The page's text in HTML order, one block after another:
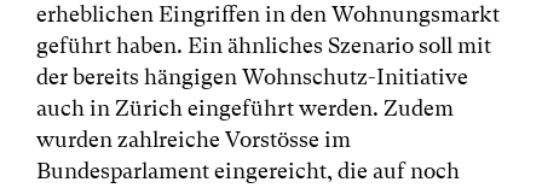
erheblichen Eingriffen in den Wohnungsmarkt
geführt haben. Ein ähnliches Szenario soll mit
der bereits hängigen Wohnschutz-Initiative
auch in Zürich eingeführt werden. Zudem
wurden zahlreiche Vorstösse im
Bundesparlament eingereicht, die auf noch